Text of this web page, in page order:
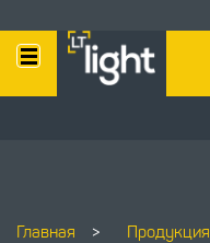
Главная > Продукция